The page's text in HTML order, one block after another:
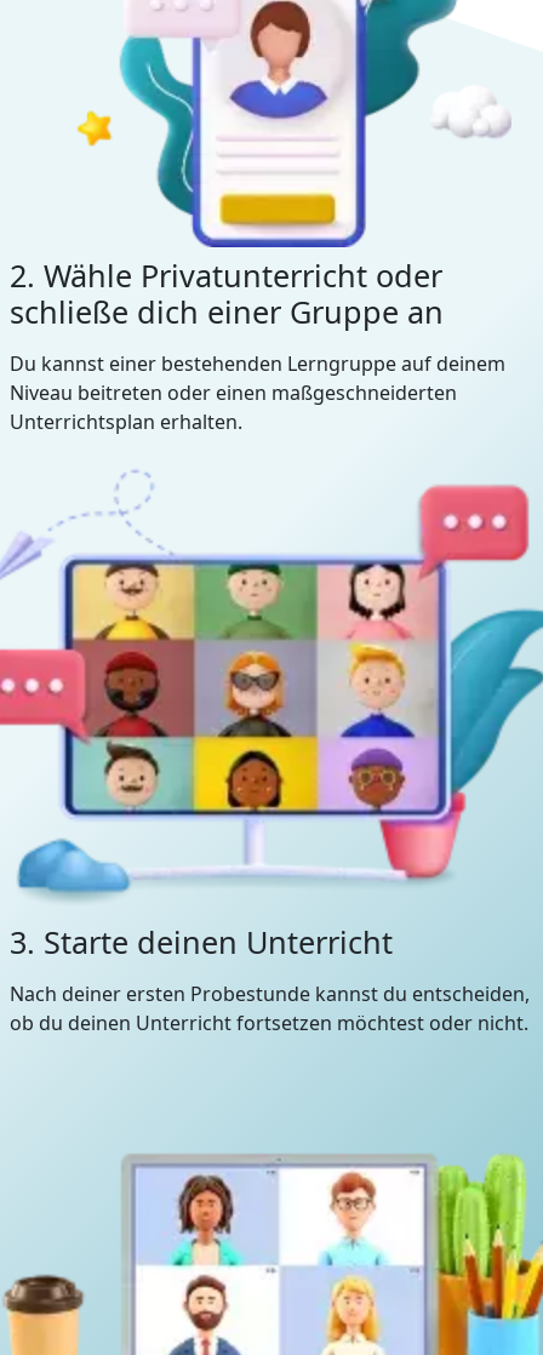
2. Wähle Privatunterricht oder
schließe dich einer Gruppe an
Du kannst einer bestehenden Lerngruppe auf deinem
Niveau beitreten oder einen maßgeschneiderten
Unterrichtsplan erhalten.
3. Starte deinen Unterricht
Nach deiner ersten Probestunde kannst du entscheiden,
ob du deinen Unterricht fortsetzen möchtest oder nicht.